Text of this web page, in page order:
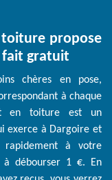
toiture propose
fait gratuit
chères en pose,
à chaque
en toiture est un
exerce à Dargoire et
rapidement à votre
à débourser 1 €. En